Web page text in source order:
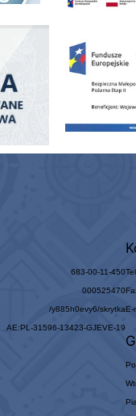
Zakup
683-00-11-450
000525470
/y885h0evy6/skrytka
AE:PL-31596-13423-GJEVE-19
E-